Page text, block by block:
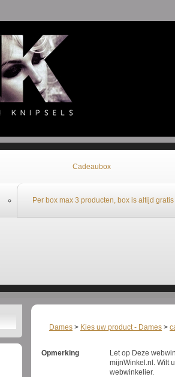
Cadeaubox
Per box max 3 producten, box is altijd gratis
Dames > Kies uw product - Dames >
Opmerking
Let op Deze
mijnWinkel.nl. Wilt
webwinkelier.